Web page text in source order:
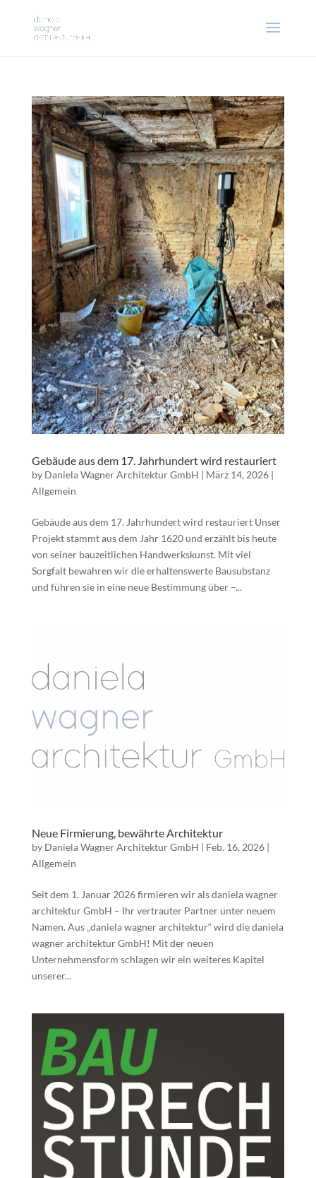
Gebäude aus dem 17. Jahrhundert wird restauriert
by Daniela Wagner Architektur GmbH | März 14, 2026|
Allgemein
Gebäude aus dem 17. Jahrhundert wird restauriert Unser
Projekt stammt aus dem Jahr 1620 und erzählt bis heute
von seiner bauzeitlichen Handwerkskunst. Mit viel
Sorgfalt bewahren wir die erhaltenswerte Bausubstanz
und führen sie in eine neue Bestimmung über –...
Neue Firmierung, bewährte Architektur
by Daniela Wagner Architektur GmbH | Feb. 16, 2026|
Allgemein
Seit dem 1. Januar 2026 firmieren wir als daniela wagner
architektur GmbH – Ihr vertrauter Partner unter neuem
Namen. Aus „daniela wagner architektur“ wird die daniela
wagner architektur GmbH! Mit der neuen
Unternehmensform schlagen wir ein weiteres Kapitel
unserer...